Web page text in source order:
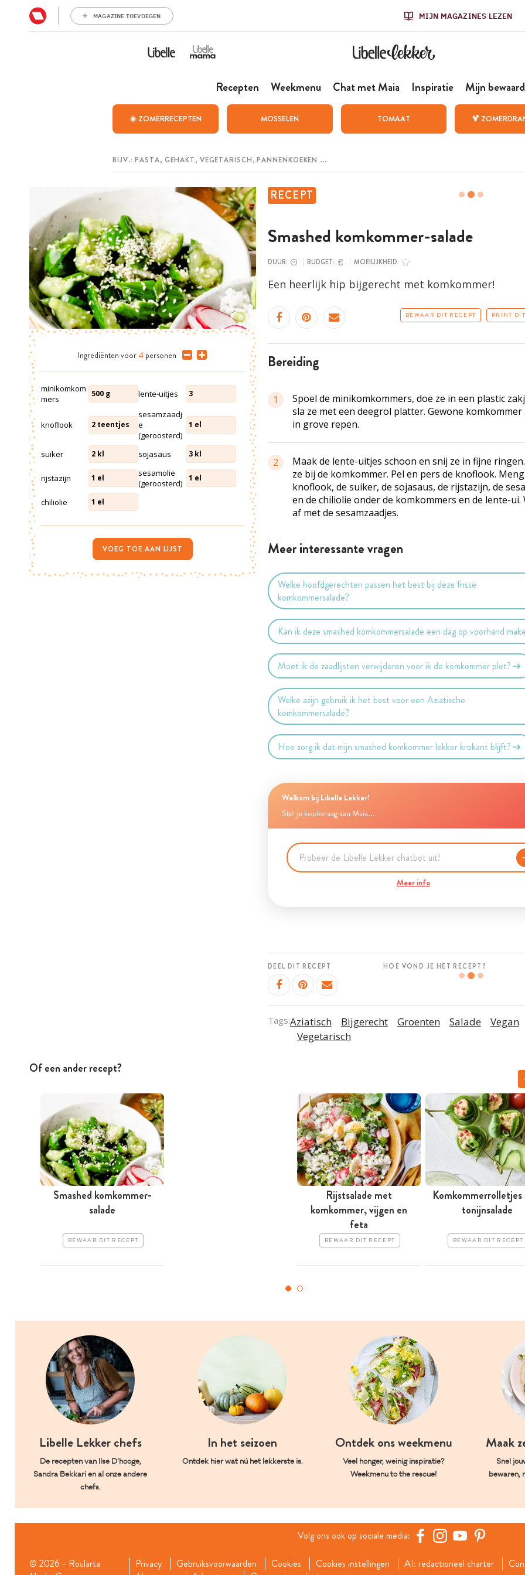
MAGAZINE TOEVOEGEN MIJN MAGAZINES LEZEN
Recepten Weekmenu Chat met Maia Inspiratie Mijn
☀️ ZOMERRECEPTEN MOSSELEN TOMAAT 🍹
RECEPT
Smashed komkommer-salade
DUUR: BUDGET: MOEILIJKHEID:
Een heerlijk hip bijgerecht met komkommer!
BEWAAR DIT RECEPT PRINT
bereiding
1
Spoel de minikomkommers, doe ze in een plastic
sla ze met een deegrol platter. Gewone komkommer
in grove repen.
2
Maak de lente-uitjes schoon en snij ze in fijne
ze bij de komkommer. Pel en pers de knoflook.
knoflook, de suiker, de sojasaus, de rijstazijn, de
en de chiliolie onder de komkommers en de lente-ui.
af met de sesamzaadjes.
Meer interessante vragen
Welke hoofdgerechten passen het best bij deze frisse
komkommersalade?
Kan ik deze smashed komkommersalade een dag op voorhand
Moet ik de zaadlijsten verwijderen voor ik de komkommer plet?
Welke azijn gebruik ik het best voor een Aziatische
komkommersalade?
Hoe zorg ik dat mijn smashed komkommer lekker krokant blijft?
Welkom bij Libelle Lekker!
Stel je kookvraag aan Maia...
Meer info
DEEL DIT RECEPT HOE VOND JE HET RECEPT?
Tags:Aziatisch Bijgerecht Groenten Salade
Vegan
Vegetarisch
Ingrediënten voor 4 personen
minikomkom
mers
500 g lente-uitjes 3
knoflook 2 teentjes
sesamzaadj
e
(geroosterd)
1 el
suiker 2 kl sojasaus 3 kl
rijstazijn 1 el
sesamolie
(geroosterd)
1 el
chiliolie 1 el
VOEG TOE AAN LIJST
Of een ander recept?
Smashed komkommer-
salade
BEWAAR DIT RECEPT
Rijstsalade met
komkommer, vijgen en
feta
BEWAAR DIT RECEPT
tonijnsalade
BEWAAR DIT RECEPT
Libelle Lekker chefs
De recepten van Ilse D’hooge,
Sandra Bekkari en al onze andere
chefs.
In het seizoen
Ontdek hier wat nú het lekkerste is.
Ontdek ons weekmenu
Veel honger, weinig inspiratie?
Weekmenu to the rescue!
Maak
Snel
bewaren,
Volg ons ook op sociale media:
© 2026 - Roularta
Privacy Gebruiksvoorwaarden Cookies Cookies instellingen AI: redactioneel charter